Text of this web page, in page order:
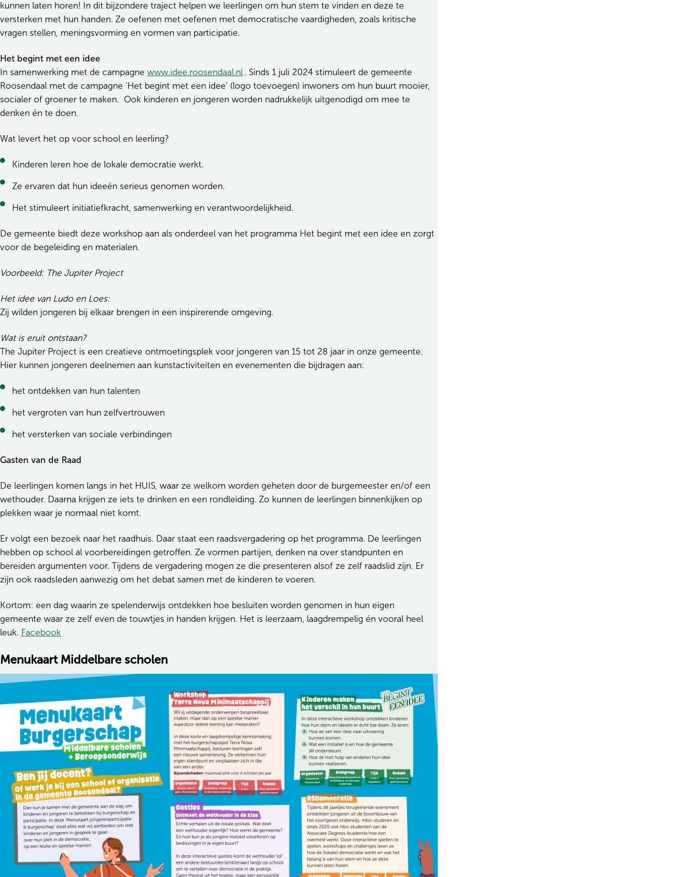
kunnen laten horen! In dit bijzondere traject helpen we leerlingen om hun stem te vinden en deze te
versterken met hun handen. Ze oefenen met oefenen met democratische vaardigheden, zoals kritische
vragen stellen, meningsvorming en vormen van participatie.
Het begint met een idee
In samenwerking met de campagne www.idee.roosendaal.nl(opent in nieuw tabblad)
. Sinds 1 juli 2024 stimuleert de gemeente
Roosendaal met de campagne ‘Het begint met een idee’ (logo toevoegen) inwoners om hun buurt mooier,
socialer of groener te maken. Ook kinderen en jongeren worden nadrukkelijk uitgenodigd om mee te
denken én te doen.
Wat levert het op voor school en leerling?
Kinderen leren hoe de lokale democratie werkt.
Ze ervaren dat hun ideeën serieus genomen worden.
Het stimuleert initiatiefkracht, samenwerking en verantwoordelijkheid.
De gemeente biedt deze workshop aan als onderdeel van het programma Het begint met een idee en zorgt
voor de begeleiding en materialen.
Voorbeeld: The Jupiter Project
Het idee van Ludo en Loes:
Zij wilden jongeren bij elkaar brengen in een inspirerende omgeving.
Wat is eruit ontstaan?
The Jupiter Project is een creatieve ontmoetingsplek voor jongeren van 15 tot 28 jaar in onze gemeente.
Hier kunnen jongeren deelnemen aan kunstactiviteiten en evenementen die bijdragen aan:
het ontdekken van hun talenten
het vergroten van hun zelfvertrouwen
het versterken van sociale verbindingen
Gasten van de Raad
De leerlingen komen langs in het HUIS, waar ze welkom worden geheten door de burgemeester en/of een
wethouder. Daarna krijgen ze iets te drinken en een rondleiding. Zo kunnen de leerlingen binnenkijken op
plekken waar je normaal niet komt.
Er volgt een bezoek naar het raadhuis. Daar staat een raadsvergadering op het programma. De leerlingen
hebben op school al voorbereidingen getroffen. Ze vormen partijen, denken na over standpunten en
bereiden argumenten voor. Tijdens de vergadering mogen ze die presenteren alsof ze zelf raadslid zijn. Er
zijn ook raadsleden aanwezig om het debat samen met de kinderen te voeren.
Kortom: een dag waarin ze spelenderwijs ontdekken hoe besluiten worden genomen in hun eigen
gemeente waar ze zelf even de touwtjes in handen krijgen. Het is leerzaam, laagdrempelig én vooral heel
leuk. Facebook
Menukaart Middelbare scholen